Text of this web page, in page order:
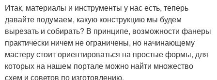
Итак, материалы и инструменты у нас есть, теперь
давайте подумаем, какую конструкцию мы будем
вырезать и собирать? В принципе, возможности фанеры
практически ничем не ограничены, но начинающему
мастеру стоит ориентироваться на простые формы, для
которых на нашем портале можно найти множество
схем и советов по изготовлению.